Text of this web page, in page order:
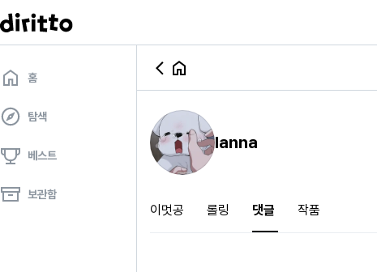
홈
탐색
베스트
보관함
Ianna
이멋공 롤링 댓글 작품